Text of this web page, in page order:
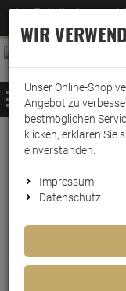
Jetzt für den Newsletter
MENÜ
Echte
EINLOGGEN
WIR
Unser Online-Shop
Angebot zu
bestmöglichen
klicken, erklären Sie
einverstanden.
Impressum
Datenschutz